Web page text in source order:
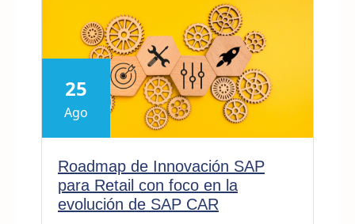
25
Ago
Roadmap de Innovación SAP
para Retail con foco en la
evolución de SAP CAR